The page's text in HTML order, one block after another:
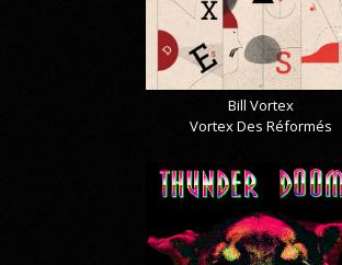
Bill Vortex
Vortex Des Réformés